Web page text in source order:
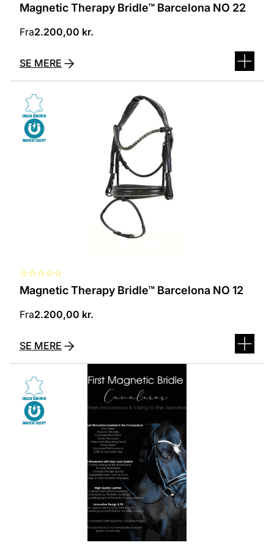
Magnetic Therapy Bridle™ Barcelona NO 22
Fra2.200,00 kr.
SE MERE
☆☆☆☆☆
Magnetic Therapy Bridle™ Barcelona NO 12
Fra2.200,00 kr.
vare
har
flere
varianter.
Mulighederne
SE MERE
vare
har
flere
varianter.
Mulighederne